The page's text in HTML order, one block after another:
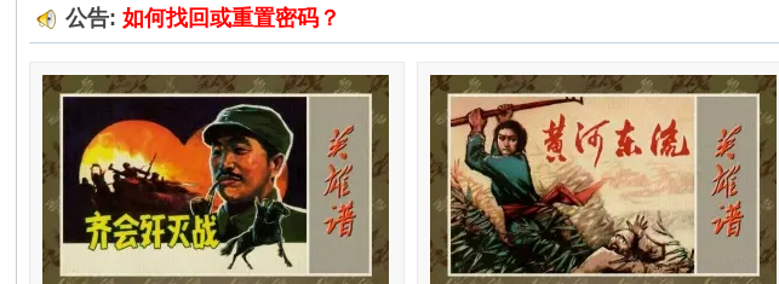
公告:如何找回或重置密码？